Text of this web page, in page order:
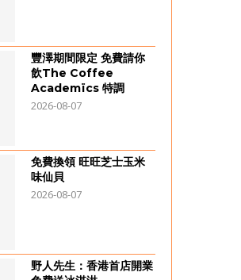
豐澤期間限定 免費請你
飲The Coffee
Academïcs 特調
2026-08-07
免費換領 旺旺芝士玉米
味仙貝
2026-08-07
野人先生：香港首店開業